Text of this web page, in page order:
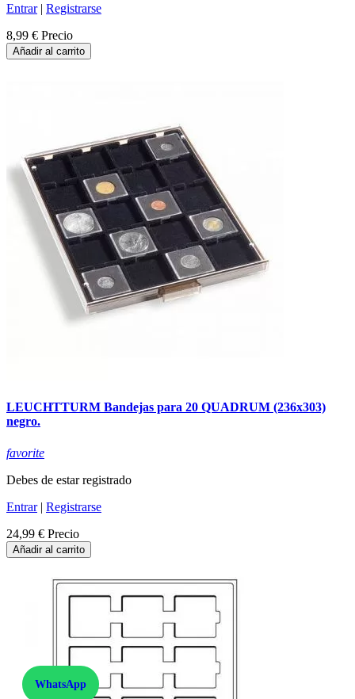
Entrar| Registrarse
8,99 € Precio
Añadir al carrito
LEUCHTTURM Bandejas para 20 QUADRUM (236x303)
negro.
favorite
Debes de estar registrado
Entrar| Registrarse
24,99 € Precio
Añadir al carrito
WhatsApp